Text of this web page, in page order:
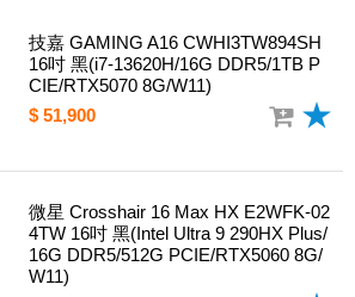
技嘉 GAMING A16 CWHI3TW894SH
16吋 黑(i7-13620H/16G DDR5/1TB P
CIE/RTX5070 8G/W11)
$ 51,900
微星 Crosshair 16 Max HX E2WFK-02
4TW 16吋 黑(Intel Ultra 9 290HX Plus/
16G DDR5/512G PCIE/RTX5060 8G/
W11)